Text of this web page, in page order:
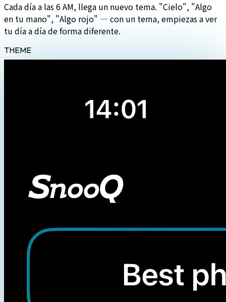
Cada día a las 6 AM, llega un nuevo tema. "Cielo", "Algo
en tu mano", "Algo rojo" — con un tema, empiezas a ver
tu día a día de forma diferente.
THEME